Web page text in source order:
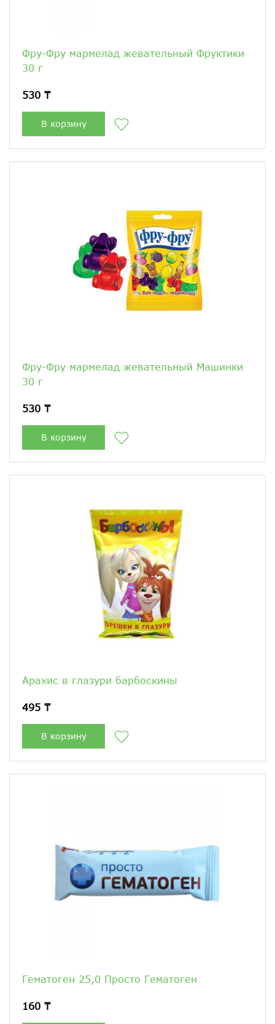
Фру-Фру мармелад жевательный Фруктики
30 г
530 ₸
В корзину
Фру-Фру мармелад жевательный Машинки
30 г
530 ₸
В корзину
Арахис в глазури барбоскины
495 ₸
В корзину
Гематоген 25,0 Просто Гематоген
160 ₸